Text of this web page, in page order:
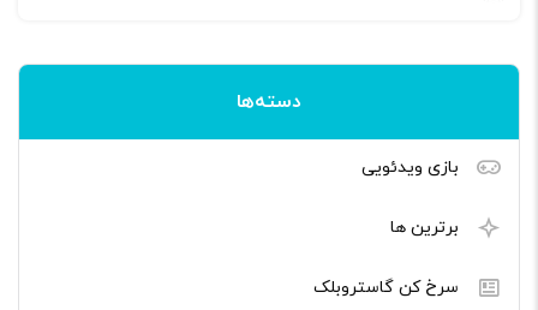
دسته‌ها
بازی ویدئویی
برترین ها
سرخ کن گاستروبلک